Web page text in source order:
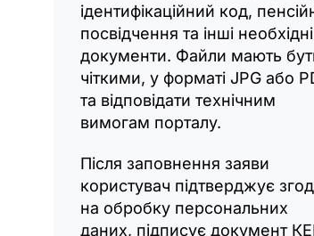
ідентифікаційний код,
посвідчення та інші необхідні
документи. Файли мають
чіткими, у форматі JPG або
та відповідати технічним
вимогам порталу.
Після заповнення заяви
користувач підтверджує
на обробку персональних
даних, підписує документ